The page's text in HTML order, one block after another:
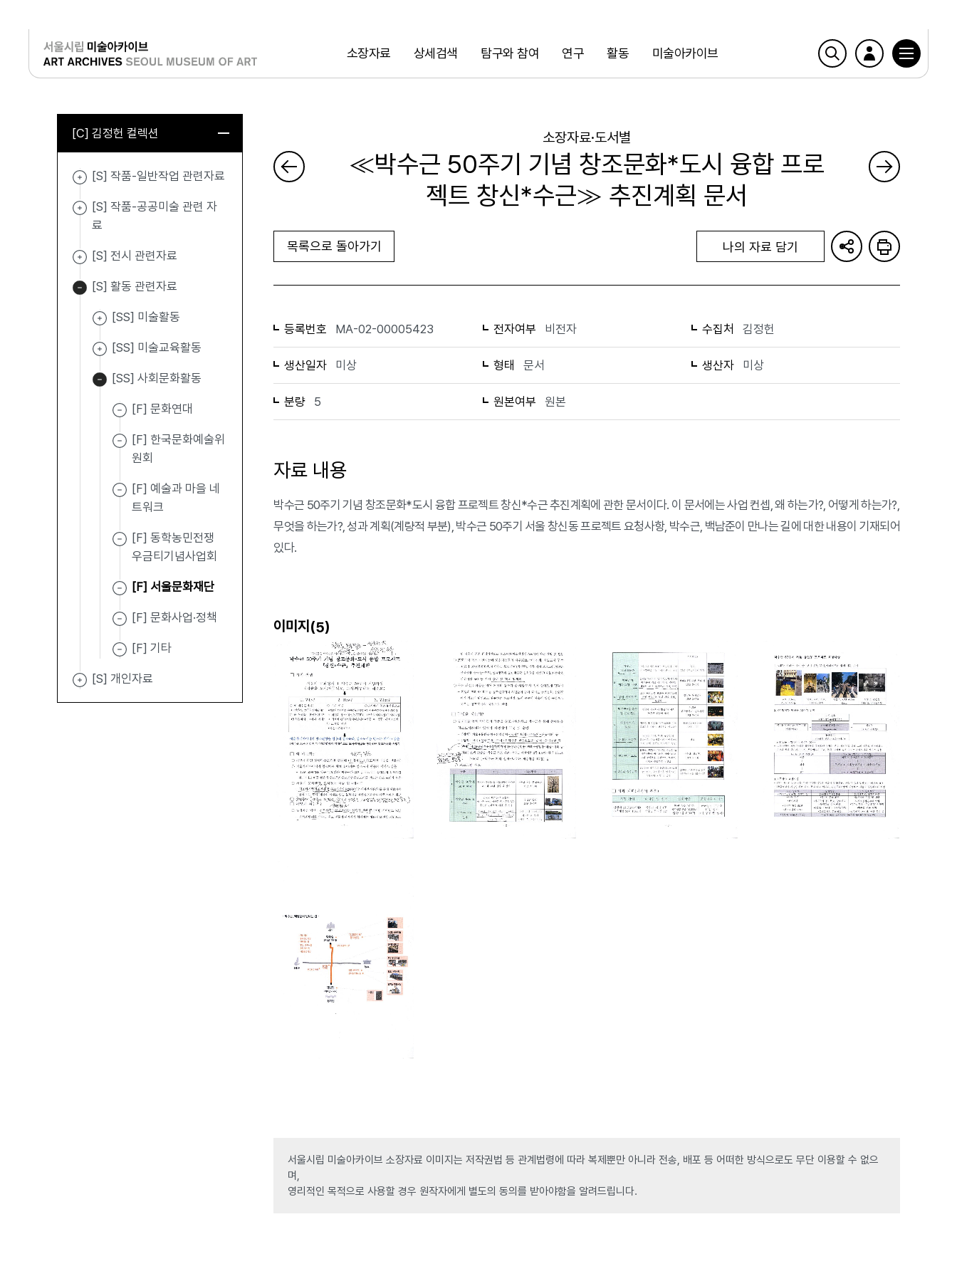
소장자료 상세검색 탐구와 참여 연구 활동 미술아카이브
검색
로그인
[C] 김정헌 컬렉션
[S] 작품-일반작업 관련자료
[S] 작품-공공미술 관련 자
료
[S] 전시 관련자료
[S] 활동 관련자료
[SS] 미술활동
[SS] 미술교육활동
[SS] 사회문화활동
[F] 문화연대
[F] 한국문화예술위
원회
[F] 예술과 마을 네
트워크
[F] 동학농민전쟁
우금티기념사업회
[F] 서울문화재단
[F] 문화사업·정책
[F] 기타
[S] 개인자료
소장자료·도서별
≪박수근 50주기 기념 창조문화*도시 융합 프로
젝트 창신*수근≫ 추진계획 문서
목록으로 돌아가기 나의 자료 담기
등록번호 MA-02-00005423 전자여부 비전자 수집처 김정헌
생산일자 미상 형태 문서 생산자 미상
분량 5 원본여부 원본
자료 내용
박수근 50주기 기념 창조문화*도시 융합 프로젝트 창신*수근 추진계획에 관한 문서이다. 이 문서에는 사업 컨셉, 왜 하는가?, 어떻게 하는가?,
무엇을 하는가?, 성과 계획(계량적 부분), 박수근 50주기 서울 창신동 프로젝트 요청사항, 박수근, 백남준이 만나는 길에 대한 내용이 기재되어
있다.
이미지(5)
서울시립 미술아카이브 소장자료 이미지는 저작권법 등 관계법령에 따라 복제뿐만 아니라 전송, 배포 등 어떠한 방식으로도 무단 이용할 수 없으
며,
영리적인 목적으로 사용할 경우 원작자에게 별도의 동의를 받아야함을 알려드립니다.